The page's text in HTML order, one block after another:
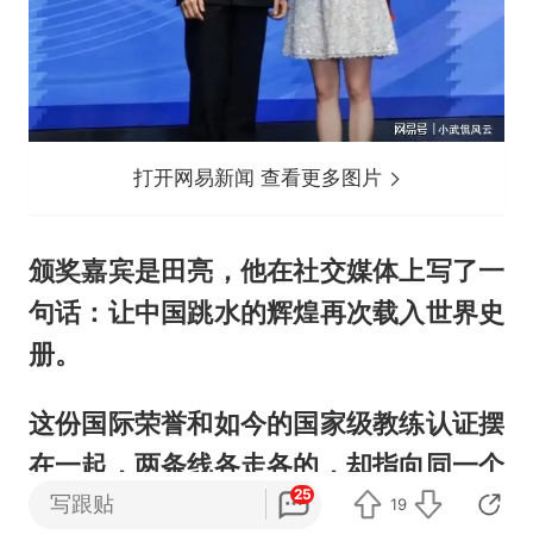
打开网易新闻 查看更多图片
颁奖嘉宾是田亮，他在社交媒体上写了一
句话：让中国跳水的辉煌再次载入世界史
册。
这份国际荣誉和如今的国家级教练认证摆
在一起，两条线各走各的，却指向同一个
方向，国际泳坛认可她当运动员时的历史
写跟贴 25
19